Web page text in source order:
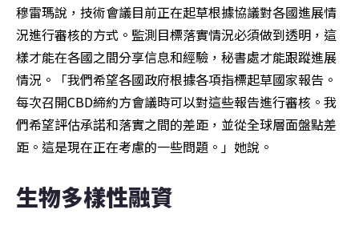
穆雷瑪說，技術會議目前正在起草根據協議對各國進展情
況進行審核的方式。監測目標落實情況必須做到透明，這
樣才能在各國之間分享信息和經驗，秘書處才能跟蹤進展
情況。「我們希望各國政府根據各項指標起草國家報告。
每次召開CBD締約方會議時可以對這些報告進行審核。我
們希望評估承諾和落實之間的差距，並從全球層面盤點差
距。這是現在正在考慮的一些問題。」她說。
生物多樣性融資